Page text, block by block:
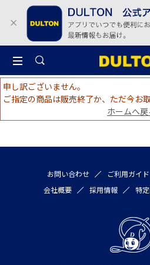
申し訳ございません。
ご指定の商品は販売終了か、ただ今お
ホームへ戻
お問い合わせ ご利用ガイド
会社概要
採用情報 特